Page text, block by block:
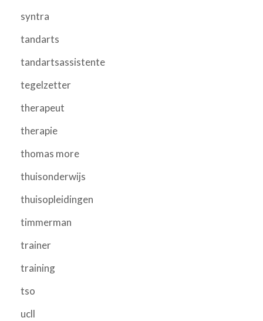
syntra
tandarts
tandartsassistente
tegelzetter
therapeut
therapie
thomas more
thuisonderwijs
thuisopleidingen
timmerman
trainer
training
tso
ucll